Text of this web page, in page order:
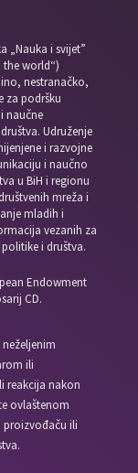
„Nauka i svijet”
the world“)
nestranačko,
za podršku
naučne
Udruženje
i razvojne
i naučno
u BiH i regionu
mreža i
mladih i
vezanih za
i društva.
Endowment
CD.
ili
reakcija nakon
ovlaštenom
proizvođaču ili